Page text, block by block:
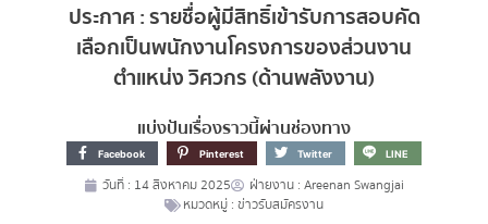
ประกาศ : รายชื่อผู้มีสิทธิ์เข้ารับการสอบคัด
เลือกเป็นพนักงานโครงการของส่วนงาน
ตำแหน่ง วิศวกร (ด้านพลังงาน)
แบ่งปันเรื่องราวนี้ผ่านช่องทาง
Facebook Pinterest Twitter LINE
วันที่ : 14 สิงหาคม 2025 ฝ่ายงาน : Areenan Swangjai
หมวดหมู่ : ข่าวรับสมัครงาน